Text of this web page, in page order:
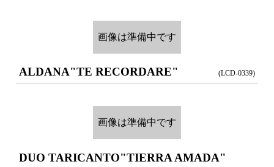
画像は準備中です
ALDANA"TE RECORDARE" (LCD-0339)
画像は準備中です
DUO TARICANTO"TIERRA AMADA"